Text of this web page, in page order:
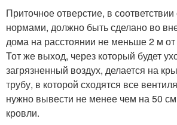
Приточное отверстие, в
нормами, должно быть сделано во
дома на расстоянии не меньше 2 м
Тот же выход, через который будет
загрязненный воздух, делается на
трубу, в которой сходятся все
нужно вывести не менее чем на 50
кровли.